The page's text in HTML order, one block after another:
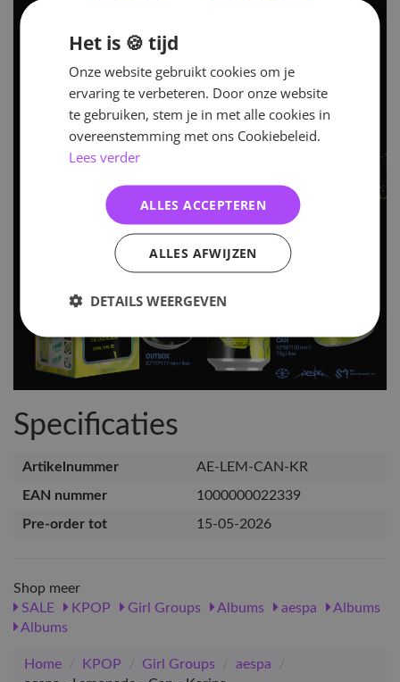
Specificaties
Artikelnummer
AE-LEM-CAN-KR
EAN nummer
1000000022339
Pre-order tot
15-05-2026
Shop meer
SALE
KPOP Girl Groups Albums aespa
Albums
Albums
Home / KPOP / Girl Groups / aespa
/
Het is 🍪 tijd
Onze website gebruikt cookies om je
ervaring te verbeteren. Door onze website
te gebruiken, stem je in met alle cookies in
overeenstemming met ons Cookiebeleid.
Lees verder
ALLES ACCEPTEREN
ALLES AFWIJZEN
DETAILS WEERGEVEN